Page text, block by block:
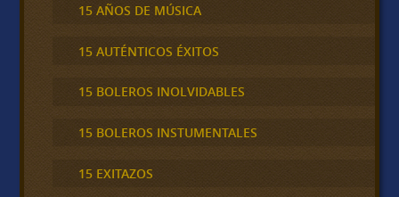
15 AÑOS DE MÚSICA
15 AUTÉNTICOS ÉXITOS
15 BOLEROS INOLVIDABLES
15 BOLEROS INSTUMENTALES
15 EXITAZOS